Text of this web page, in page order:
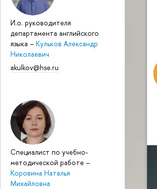
И.о. руководителя
департамента английского
языка – Кульков Александр
Николаевич
akulkov@hse.ru
Специалист по учебно-
методической работе –
Коровина Наталья
Михайловна